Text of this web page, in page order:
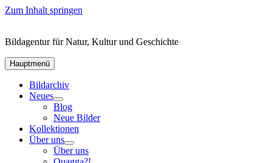
Zum Inhalt springen
Bildagentur für Natur, Kultur und Geschichte
Hauptmenü
Bildarchiv
Neues
Blog
Neue Bilder
Kollektionen
Über uns
Über uns